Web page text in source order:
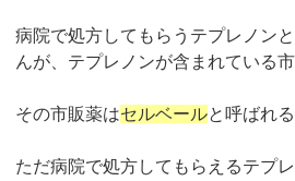
病院で処方してもらうテプレノン
んが、テプレノンが含まれている
その市販薬はセルベールと呼ばれ
ただ病院で処方してもらえるテプ